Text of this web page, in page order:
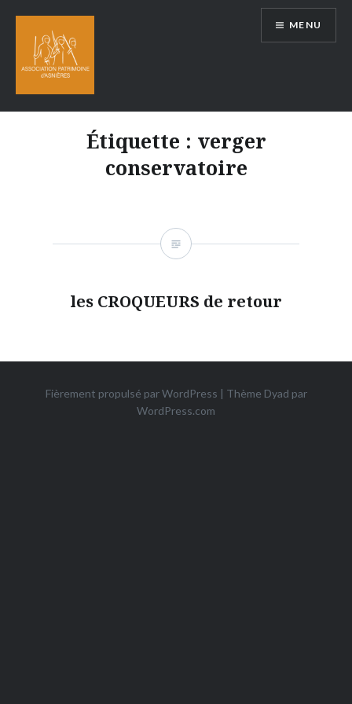
contenu
MENU
Étiquette : verger
conservatoire
les CROQUEURS de retour
Fièrement propulsé par WordPress | Thème Dyad par
WordPress.com